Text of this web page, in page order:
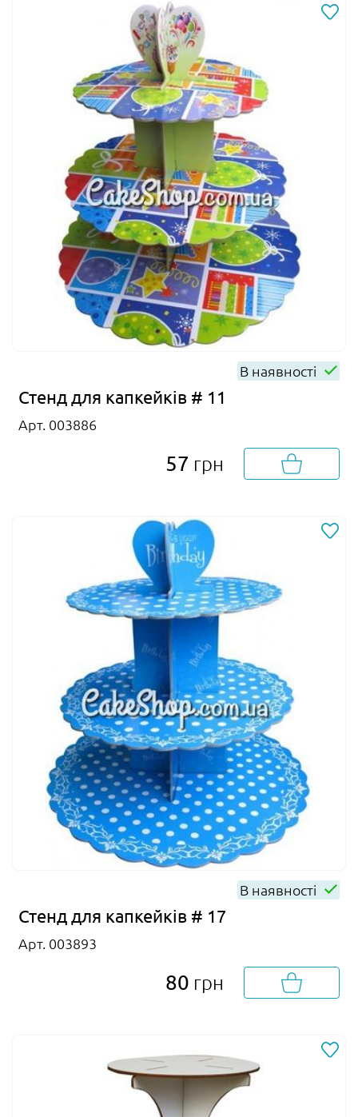
В наявності
Стенд для капкейків # 11
Арт. 003886
57 грн
В наявності
Стенд для капкейків # 17
Арт. 003893
80 грн